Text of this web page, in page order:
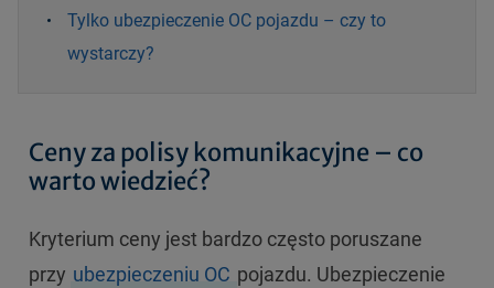
Tylko ubezpieczenie OC pojazdu – czy to
wystarczy?
Ceny za polisy komunikacyjne – co
warto wiedzieć?
Kryterium ceny jest bardzo często poruszane
przy ubezpieczeniu OC pojazdu. Ubezpieczenie